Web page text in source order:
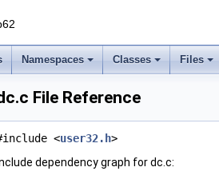
Namespaces Classes Files
File Reference
<user32.h>
dependency graph for dc.c: